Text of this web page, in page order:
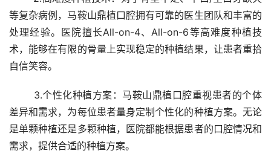
等复杂病例，马鞍山鼎植口腔拥有可靠的医生团队和丰富的
处理经验。医院擅长All-on-4、All-on-6等高难度种植技
术，能够在有限的骨量上实现稳定的种植结果，让患者重拾
自信笑容。
差异和需求，为每位患者量身定制个性化的种植方案。无论
是单颗种植还是多颗种植，医院都能根据患者的口腔情况和
需求，提供合适的种植方案。